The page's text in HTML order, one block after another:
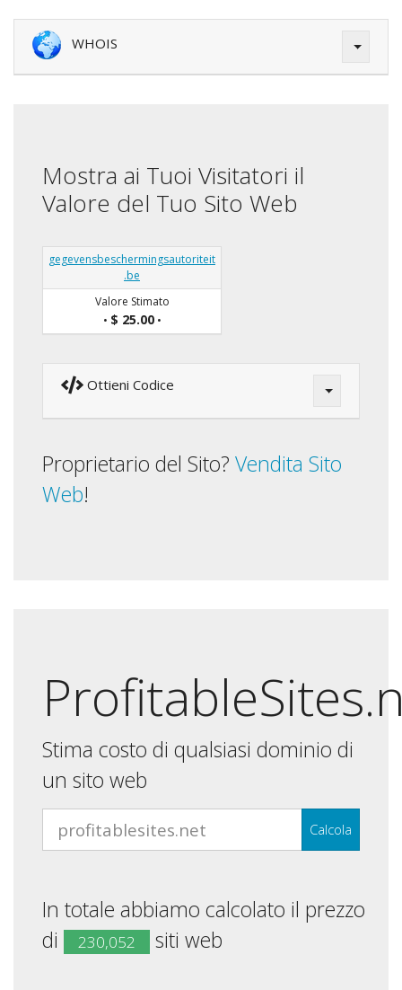
WHOIS
Mostra ai Tuoi Visitatori il
Valore del Tuo Sito Web
gegevensbeschermingsautoriteit
.be
Valore Stimato
• $ 25.00•
Ottieni Codice
Proprietario del Sito? Vendita Sito
Web!
Stima costo di qualsiasi dominio di
un sito web
Calcola
In totale abbiamo calcolato il prezzo
di
230,052 siti web